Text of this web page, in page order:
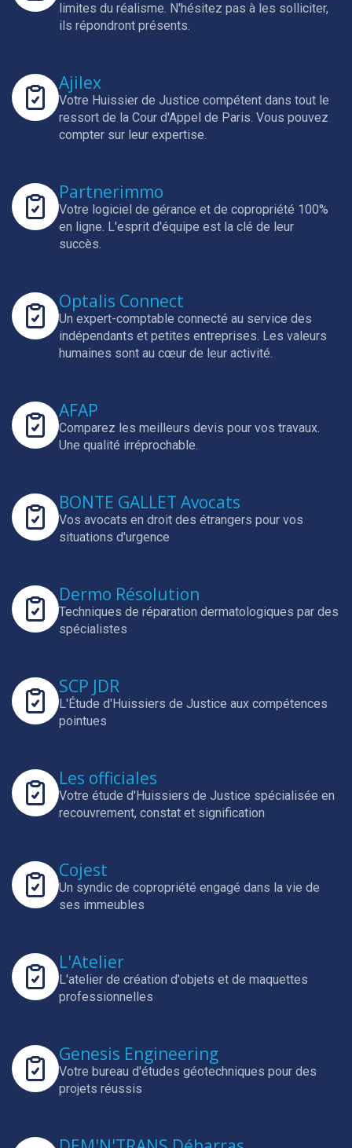
limites du réalisme. N'hésitez pas à les solliciter,
ils répondront présents.
Ajilex
Votre Huissier de Justice compétent dans tout le
ressort de la Cour d'Appel de Paris. Vous pouvez
compter sur leur expertise.
Partnerimmo
Votre logiciel de gérance et de copropriété 100%
en ligne. L'esprit d'équipe est la clé de leur
succès.
Optalis Connect
Un expert-comptable connecté au service des
indépendants et petites entreprises. Les valeurs
humaines sont au cœur de leur activité.
AFAP
Comparez les meilleurs devis pour vos travaux.
Une qualité irréprochable.
BONTE GALLET Avocats
Vos avocats en droit des étrangers pour vos
situations d'urgence
Dermo Résolution
Techniques de réparation dermatologiques par des
spécialistes
SCP JDR
L'Étude d'Huissiers de Justice aux compétences
pointues
Les officiales
Votre étude d'Huissiers de Justice spécialisée en
recouvrement, constat et signification
Cojest
Un syndic de copropriété engagé dans la vie de
ses immeubles
L'Atelier
L'atelier de création d'objets et de maquettes
professionnelles
Genesis Engineering
Votre bureau d'études géotechniques pour des
projets réussis